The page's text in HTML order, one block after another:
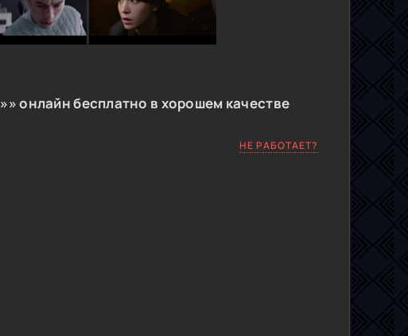
онлайн бесплатно в хорошем качестве
НЕ РАБОТАЕТ?